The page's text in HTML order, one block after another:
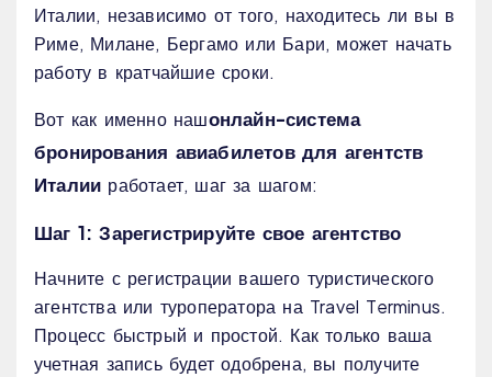
Италии, независимо от того, находитесь ли вы в
Риме, Милане, Бергамо или Бари, может начать
работу в кратчайшие сроки.
Вот как именно нашонлайн-система
бронирования авиабилетов для агентств
Италии работает, шаг за шагом:
Шаг 1: Зарегистрируйте свое агентство
Начните с регистрации вашего туристического
агентства или туроператора на Travel Terminus.
Процесс быстрый и простой. Как только ваша
учетная запись будет одобрена, вы получите